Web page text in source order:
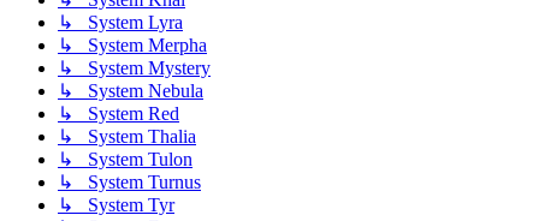
↳ System Lyra
↳ System Merpha
↳ System Mystery
↳ System Nebula
↳ System Red
↳ System Thalia
↳ System Tulon
↳ System Turnus
↳ System Tyr